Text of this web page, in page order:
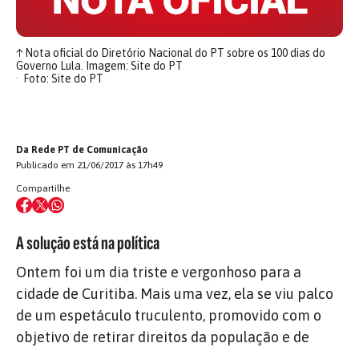
↑Nota oficial do Diretório Nacional do PT sobre os 100 dias do
Governo Lula. Imagem: Site do PT
Foto: Site do PT
Da Rede PT de Comunicação
Publicado em 21/06/2017 às 17h49
Compartilhe
A solução está na política
Ontem foi um dia triste e vergonhoso para a
cidade de Curitiba. Mais uma vez, ela se viu palco
de um espetáculo truculento, promovido com o
objetivo de retirar direitos da população e de